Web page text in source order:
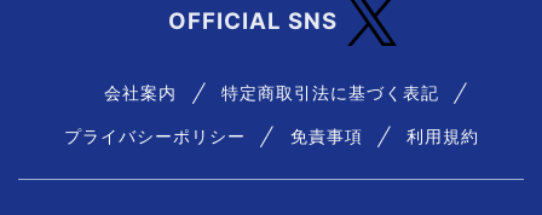
OFFICIAL SNS
会社案内 特定商取引法に基づく表記
プライバシーポリシー 免責事項 利用規約